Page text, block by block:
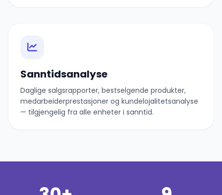
Sanntidsanalyse
Daglige salgsrapporter, bestselgende produkter,
medarbeiderprestasjoner og kundelojalitetsanalyse
— tilgjengelig fra alle enheter i sanntid.